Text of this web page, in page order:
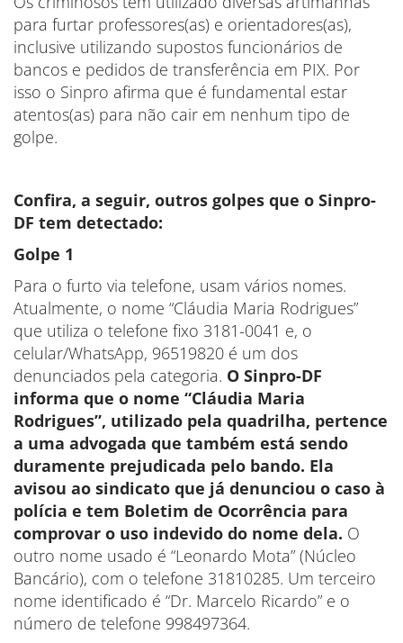
para furtar professores(as) e orientadores(as),
inclusive utilizando supostos funcionários de
bancos e pedidos de transferência em PIX. Por
isso o Sinpro afirma que é fundamental estar
atentos(as) para não cair em nenhum tipo de
golpe.
Confira, a seguir, outros golpes que o Sinpro-
DF tem detectado:
Golpe 1
Para o furto via telefone, usam vários nomes.
Atualmente, o nome “Cláudia Maria Rodrigues”
que utiliza o telefone fixo 3181-0041 e, o
celular/WhatsApp, 96519820 é um dos
denunciados pela categoria. O Sinpro-DF
informa que o nome “Cláudia Maria
Rodrigues”, utilizado pela quadrilha, pertence
a uma advogada que também está sendo
duramente prejudicada pelo bando. Ela
avisou ao sindicato que já denunciou o caso à
polícia e tem Boletim de Ocorrência para
comprovar o uso indevido do nome dela. O
outro nome usado é “Leonardo Mota” (Núcleo
Bancário), com o telefone 31810285. Um terceiro
nome identificado é “Dr. Marcelo Ricardo” e o
número de telefone 998497364.